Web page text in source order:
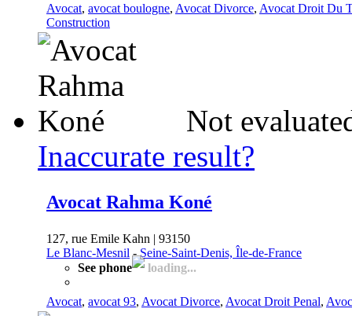
Avocat, avocat boulogne, Avocat Divorce, Avocat Droit Du
Construction
Not
Inaccurate result?
Avocat Rahma Koné
127, rue Emile Kahn | 93150
Le Blanc-Mesnil -Seine-Saint-Denis, Île-de-France
See phone
loading...
Avocat, avocat 93, Avocat Divorce, Avocat Droit Penal,